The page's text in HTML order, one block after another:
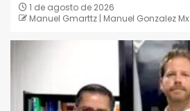
1 de agosto de 2026
Manuel Gmarttz | Manuel Gonzalez Mx